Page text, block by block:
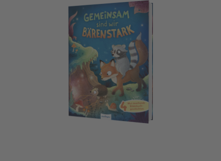
Gemeinsam sind wir bärenstark